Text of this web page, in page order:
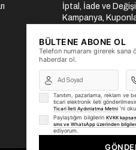
İptal, İade ve
Kampanya,
Üyelik İşlemleri
Yurtdışı Gönderi
BÜLTENE ABONE OL
Telefon numaranı girerek sana
haberdar ol.
Tanıtım, pazarlama, reklam ve
ticari elektronik ileti
Ticari İleti Aydınlatma Metni 'ni
Paylaştığım bilgilerin KVKK
sms ve WhatsApp üzerinden
ediyorum.